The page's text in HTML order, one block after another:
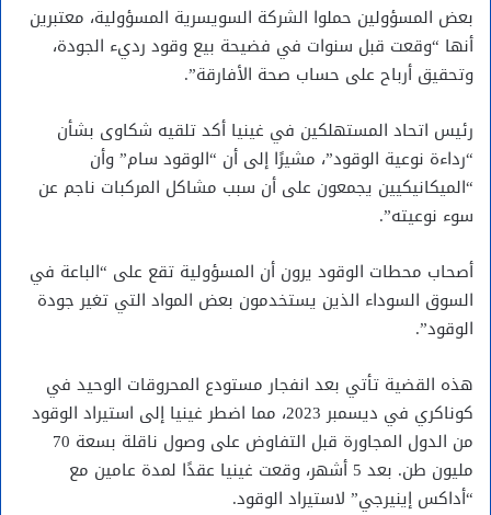
بعض المسؤولين حملوا الشركة السويسرية المسؤولية، معتبرين
أنها “وقعت قبل سنوات في فضيحة بيع وقود رديء الجودة،
وتحقيق أرباح على حساب صحة الأفارقة”.
رئيس اتحاد المستهلكين في غينيا أكد تلقيه شكاوى بشأن
“رداءة نوعية الوقود”، مشيرًا إلى أن “الوقود سام” وأن
“الميكانيكيين يجمعون على أن سبب مشاكل المركبات ناجم عن
سوء نوعيته”.
أصحاب محطات الوقود يرون أن المسؤولية تقع على “الباعة في
السوق السوداء الذين يستخدمون بعض المواد التي تغير جودة
الوقود”.
هذه القضية تأتي بعد انفجار مستودع المحروقات الوحيد في
كوناكري في ديسمبر 2023، مما اضطر غينيا إلى استيراد الوقود
من الدول المجاورة قبل التفاوض على وصول ناقلة بسعة 70
مليون طن. بعد 5 أشهر، وقعت غينيا عقدًا لمدة عامين مع
“أداكس إينيرجي” لاستيراد الوقود.